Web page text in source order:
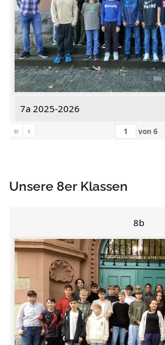
7a 2025-2026
«
‹ von 6
Unsere 8er Klassen
8b